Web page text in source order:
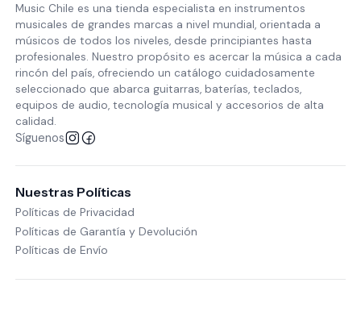
Music Chile es una tienda especialista en instrumentos
musicales de grandes marcas a nivel mundial, orientada a
músicos de todos los niveles, desde principiantes hasta
profesionales. Nuestro propósito es acercar la música a cada
rincón del país, ofreciendo un catálogo cuidadosamente
seleccionado que abarca guitarras, baterías, teclados,
equipos de audio, tecnología musical y accesorios de alta
calidad.
Síguenos
Nuestras Políticas
Políticas de Privacidad
Políticas de Garantía y Devolución
Políticas de Envío